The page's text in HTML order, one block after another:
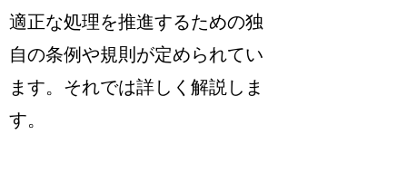
適正な処理を推進するための独
自の条例や規則が定められてい
ます。それでは詳しく解説しま
す。